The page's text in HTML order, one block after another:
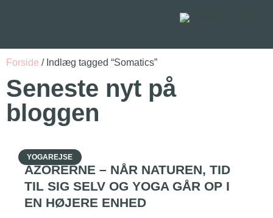
Forside / Indlæg tagged “Somatics”
Seneste nyt på
bloggen
YOGAREJSE
AZORERNE – NÅR NATUREN, TID
TIL SIG SELV OG YOGA GÅR OP I
EN HØJERE ENHED